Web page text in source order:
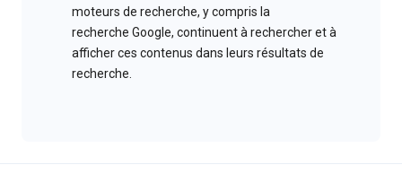
moteurs de recherche, y compris la
recherche Google, continuent à rechercher et à
afficher ces contenus dans leurs résultats de
recherche.